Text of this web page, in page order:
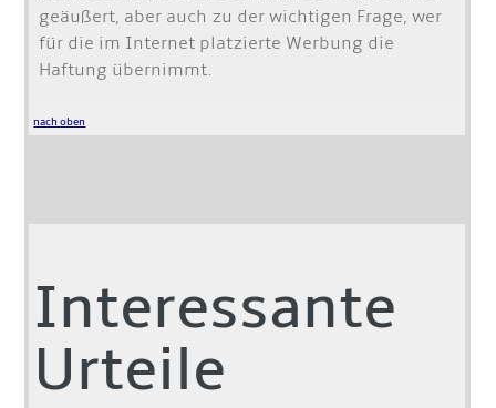
geäußert, aber auch zu der wichtigen Frage, wer
für die im Internet platzierte Werbung die
Haftung übernimmt.
nach oben
Interessante
Urteile